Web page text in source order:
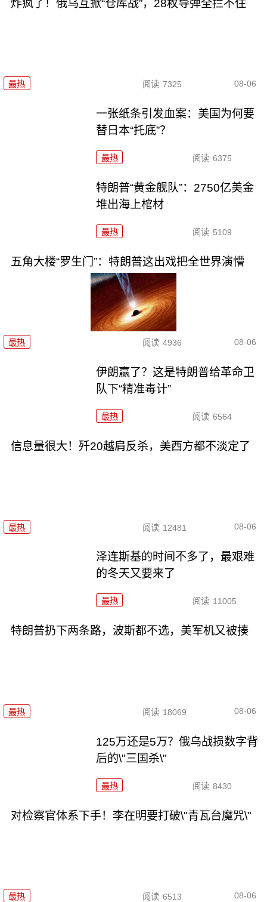
炸疯了！俄乌互掀“仓库战”，28枚导弹全拦不住
最热 阅读 7325 08-06
一张纸条引发血案：美国为何要
替日本“托底”？
最热 阅读 6375
特朗普“黄金舰队”：2750亿美金
堆出海上棺材
最热 阅读 5109
五角大楼“罗生门”：特朗普这出戏把全世界演懵
最热 阅读 4936 08-06
伊朗赢了？这是特朗普给革命卫
队下“精准毒计”
最热 阅读 6564
信息量很大！歼20越肩反杀，美西方都不淡定了
最热 阅读 12481 08-06
泽连斯基的时间不多了，最艰难
的冬天又要来了
最热 阅读 11005
特朗普扔下两条路，波斯都不选，美军机又被揍
最热 阅读 18069 08-06
125万还是5万？俄乌战损数字背
后的\"三国杀\"
最热 阅读 8430
对检察官体系下手！李在明要打破\"青瓦台魔咒\"
最热 阅读 6513 08-06